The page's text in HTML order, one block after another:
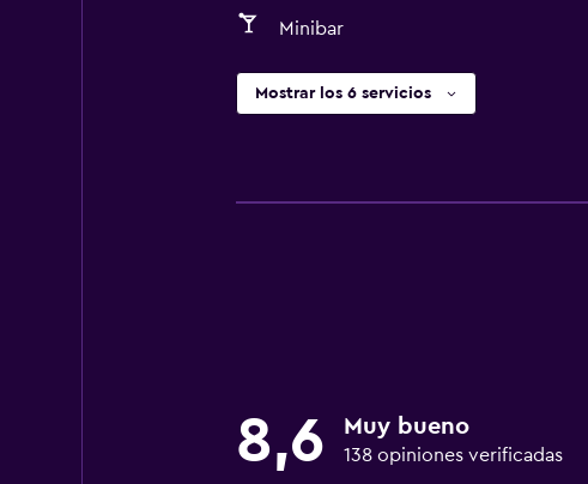
Minibar
Mostrar los 6 servicios
8,6 Muy bueno
138 opiniones verificadas